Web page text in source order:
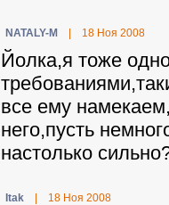
NATALY-M 18 Ноя 2008
Йолка,я тоже
все ему
него,пусть
настолько
Itak 18 Ноя 2008